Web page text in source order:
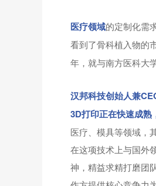
医疗领域的定制化需
看到了骨科植入物的
年，就与南方医科大
汉邦科技创始人兼
3D打印正在快速成熟
医疗、模具等领域，
在这项技术上与国外
神，精益求精打磨团